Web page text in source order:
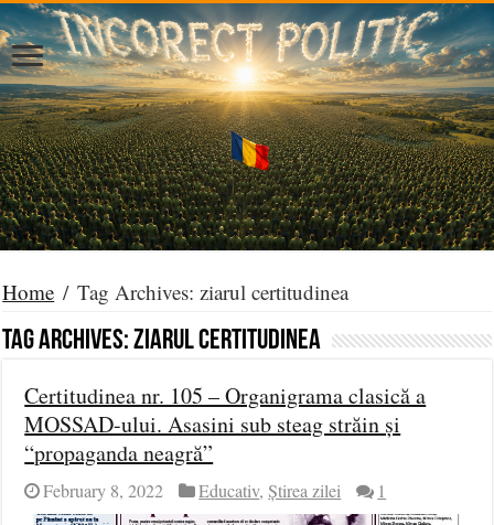
Home / Tag Archives: ziarul certitudinea
Tag Archives:ziarul certitudinea
Certitudinea nr. 105 – Organigrama clasică a
MOSSAD-ului. Asasini sub steag străin și
“propaganda neagră”
February 8, 2022 Educativ,Știrea zilei 1